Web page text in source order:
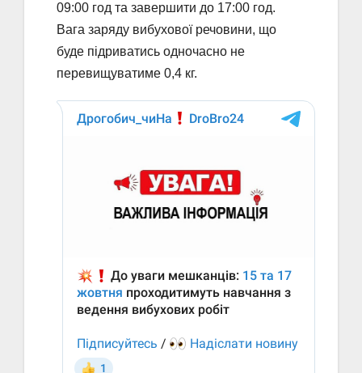
09:00 год та завершити до 17:00 год.
Вага заряду вибухової речовини, що
буде підриватись одночасно не
перевищуватиме 0,4 кг.